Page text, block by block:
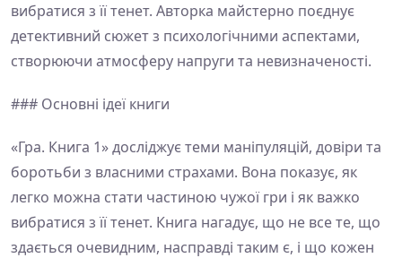
вибратися з її тенет. Авторка майстерно поєднує
детективний сюжет з психологічними аспектами,
створюючи атмосферу напруги та невизначеності.
### Основні ідеї книги
«Гра. Книга 1» досліджує теми маніпуляцій, довіри та
боротьби з власними страхами. Вона показує, як
легко можна стати частиною чужої гри і як важко
вибратися з її тенет. Книга нагадує, що не все те, що
здається очевидним, насправді таким є, і що кожен